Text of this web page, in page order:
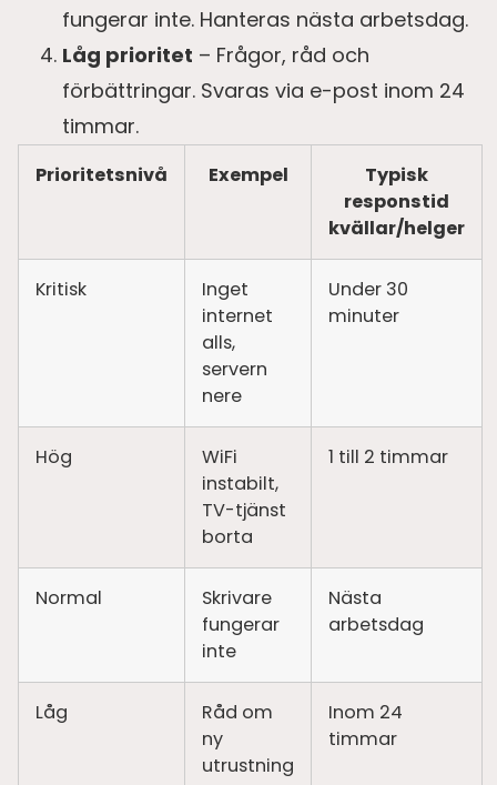
fungerar inte. Hanteras nästa arbetsdag.
Låg prioritet – Frågor, råd och
förbättringar. Svaras via e-post inom 24
timmar.
Prioritetsnivå Exempel
Typisk
responstid
kvällar/helger
Kritisk
Inget
internet
alls,
servern
nere
Under 30
minuter
Hög
WiFi
instabilt,
TV-tjänst
borta
1 till 2 timmar
Normal
Skrivare
fungerar
inte
Nästa
arbetsdag
Låg
Råd om
ny
utrustning
Inom 24
timmar